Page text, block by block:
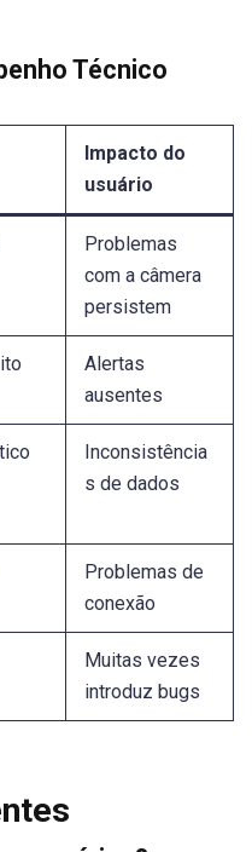
Técnico
Impacto do
usuário
Problemas
com a câmera
persistem
Alertas
ausentes
Inconsistência
s de dados
Problemas de
conexão
Muitas vezes
introduz bugs